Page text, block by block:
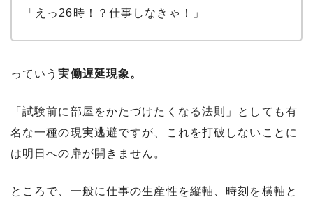
「えっ26時！？仕事しなきゃ！」
っていう実働遅延現象。
「試験前に部屋をかたづけたくなる法則」としても有
名な一種の現実逃避ですが、これを打破しないことに
は明日への扉が開きません。
ところで、一般に仕事の生産性を縦軸、時刻を横軸と